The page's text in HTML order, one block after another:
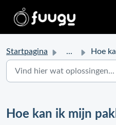
Startpagina ... Hoe kan ik
Hoe kan ik mijn